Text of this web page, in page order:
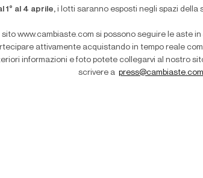
1° al 4 aprile,i lotti saranno esposti negli spazi della
sito www.cambiaste.com si possono seguire le aste in
attivamente acquistando in tempo reale
informazioni e foto potete collegarvi al nostro
scrivere a press@cambiaste.com